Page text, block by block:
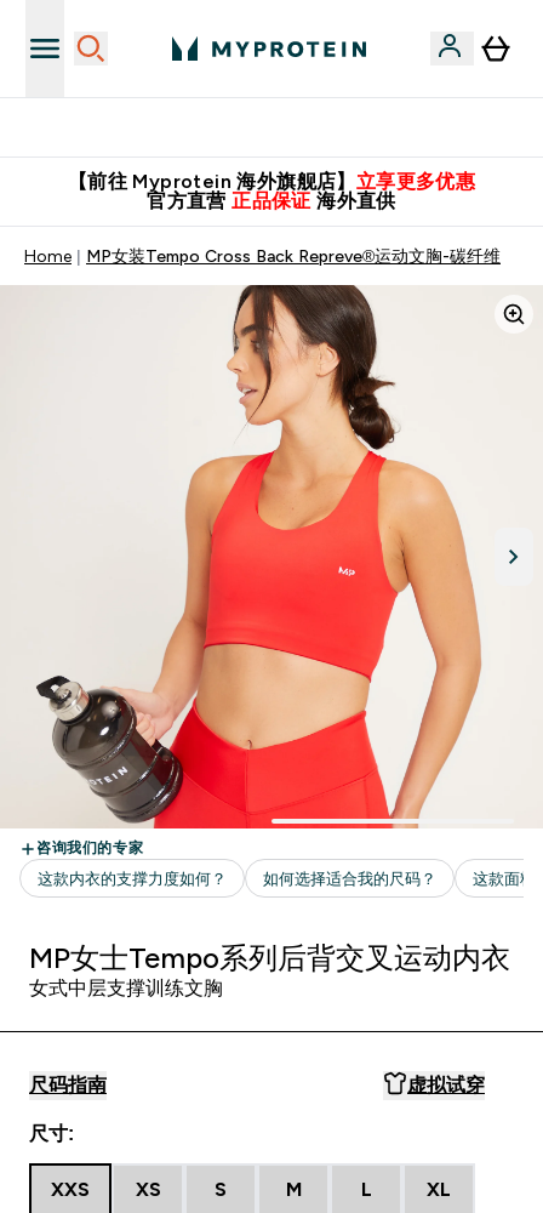
【前往 Myprotein 海外旗舰店】 立享更多优惠
官方直营 正品保证 海外直供
Home MP女装Tempo Cross Back Repreve®运动文胸-碳纤维
MP女士Tempo系列后背交叉运动内衣
女式中层支撑训练文胸
尺码指南 虚拟试穿
尺寸:
XXS XS S M L XL